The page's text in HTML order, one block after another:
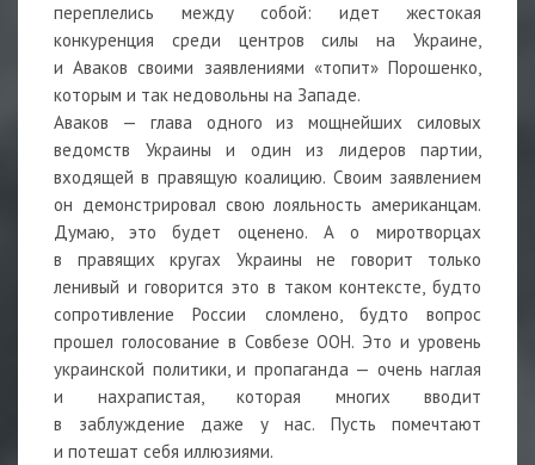
переплелись между собой: идет жестокая
конкуренция среди центров силы на Украине,
и Аваков своими заявлениями «топит» Порошенко,
которым и так недовольны на Западе.
Аваков — глава одного из мощнейших силовых
ведомств Украины и один из лидеров партии,
входящей в правящую коалицию. Своим заявлением
он демонстрировал свою лояльность американцам.
Думаю, это будет оценено. А о миротворцах
в правящих кругах Украины не говорит только
ленивый и говорится это в таком контексте, будто
сопротивление России сломлено, будто вопрос
прошел голосование в Совбезе ООН. Это и уровень
украинской политики, и пропаганда — очень наглая
и нахрапистая, которая многих вводит
в заблуждение даже у нас. Пусть помечтают
и потешат себя иллюзиями.